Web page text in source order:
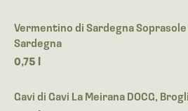
Vermentino di Sardegna Soprasole
Sardegna
0,75 l
Gavi di Gavi La Meirana DOCG,